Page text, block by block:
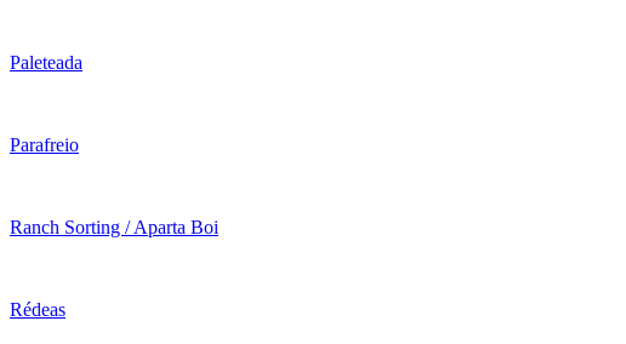
Paleteada
Parafreio
Ranch Sorting / Aparta Boi
Rédeas